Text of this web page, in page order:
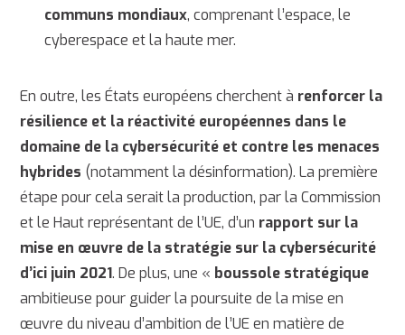
communs mondiaux, comprenant l’espace, le
cyberespace et la haute mer.
En outre, les États européens cherchent à renforcer la
résilience et la réactivité européennes dans le
domaine de la cybersécurité et contre les menaces
hybrides (notamment la désinformation). La première
étape pour cela serait la production, par la Commission
et le Haut représentant de l’UE, d’un rapport sur la
mise en œuvre de la stratégie sur la cybersécurité
d’ici juin 2021. De plus, une « boussole stratégique
ambitieuse pour guider la poursuite de la mise en
œuvre du niveau d’ambition de l’UE en matière de